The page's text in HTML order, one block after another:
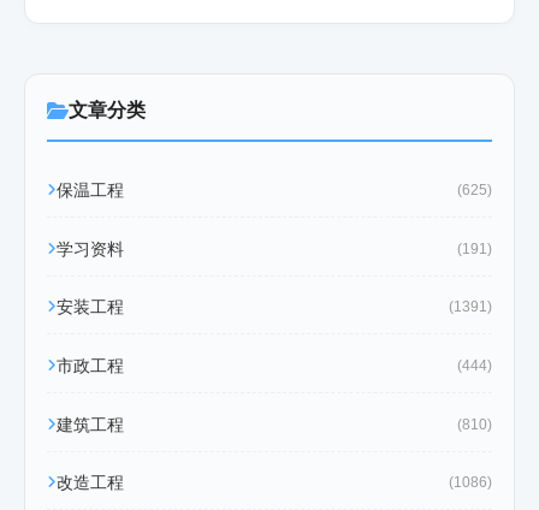
文章分类
保温工程 (625)
学习资料 (191)
安装工程 (1391)
市政工程 (444)
建筑工程 (810)
改造工程 (1086)